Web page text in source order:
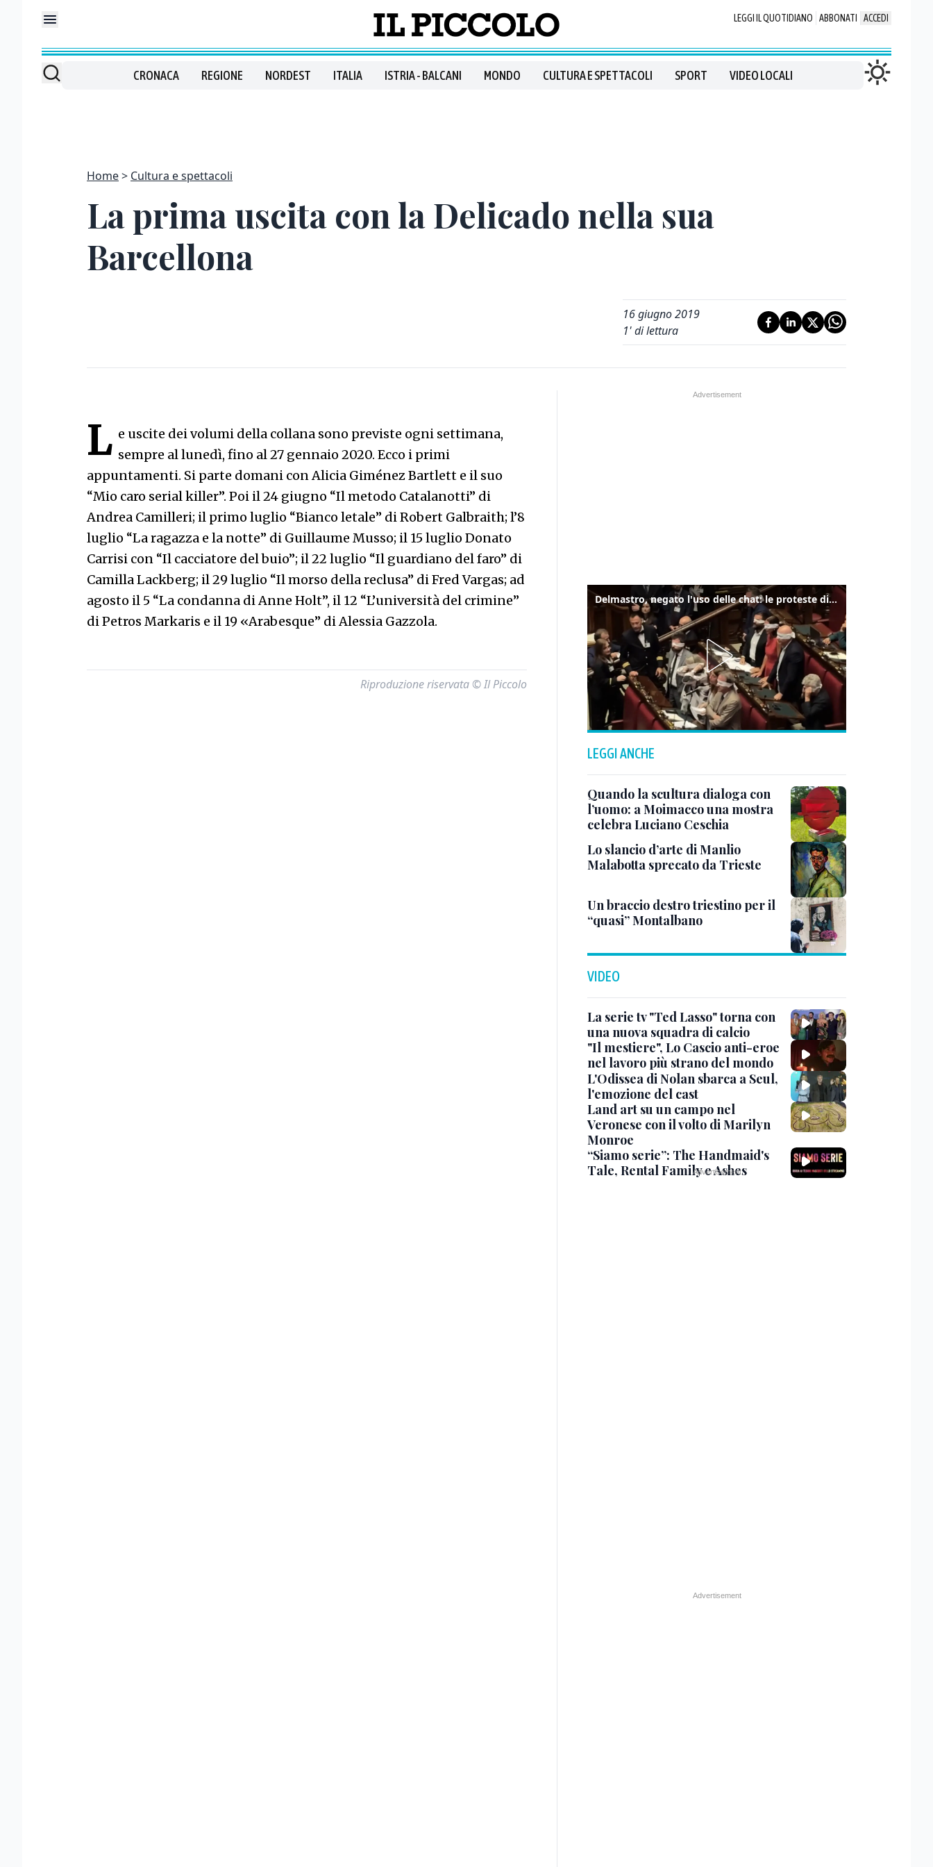
LEGGI IL QUOTIDIANO ABBONATI ACCEDI
CRONACA REGIONE NORDEST ITALIA ISTRIA - BALCANI MONDO CULTURA E SPETTACOLI SPORT VIDEO LOCALI
Home Cultura e spettacoli
La prima uscita con la Delicado nella sua
Barcellona
16 giugno 2019
1' di lettura
L e uscite dei volumi della collana sono previste ogni settimana,
sempre al lunedì, fino al 27 gennaio 2020. Ecco i primi
appuntamenti. Si parte domani con Alicia Giménez Bartlett e il suo
“Mio caro serial killer”. Poi il 24 giugno “Il metodo Catalanotti” di
Andrea Camilleri; il primo luglio “Bianco letale” di Robert Galbraith; l’8
luglio “La ragazza e la notte” di Guillaume Musso; il 15 luglio Donato
Carrisi con “Il cacciatore del buio”; il 22 luglio “Il guardiano del faro” di
Camilla Lackberg; il 29 luglio “Il morso della reclusa” di Fred Vargas; ad
agosto il 5 “La condanna di Anne Holt”, il 12 “L’università del crimine”
di Petros Markaris e il 19 «Arabesque” di Alessia Gazzola.
Riproduzione riservata © Il Piccolo
Delmastro, negato l'uso delle chat: le proteste di Avs e M5s
LEGGI ANCHE
Quando la scultura dialoga con
l’uomo: a Moimacco una mostra
celebra Luciano Ceschia
Lo slancio d’arte di Manlio
Malabotta sprecato da Trieste
Un braccio destro triestino per il
“quasi” Montalbano
VIDEO
La serie tv "Ted Lasso" torna con
una nuova squadra di calcio
"Il mestiere", Lo Cascio anti-eroe
nel lavoro più strano del mondo
L'Odissea di Nolan sbarca a Seul,
l'emozione del cast
Land art su un campo nel
Veronese con il volto di Marilyn
Monroe
“Siamo serie”: The Handmaid's
Tale, Rental Family e Ashes